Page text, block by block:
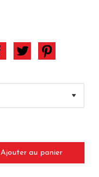
Ajouter au panier